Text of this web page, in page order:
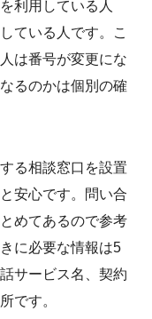
利用している人
ている人です。こ
は番号が変更にな
るのかは個別の確
る相談窓口を設置
安心です。問い合
めてあるので参考
に必要な情報は5
サービス名、契約
です。